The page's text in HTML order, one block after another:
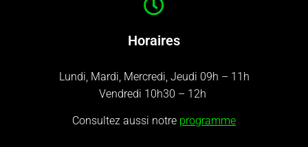
Horaires
Lundi, Mardi, Mercredi, Jeudi 09h – 11h
Vendredi 10h30 – 12h
Consultez aussi notre programme